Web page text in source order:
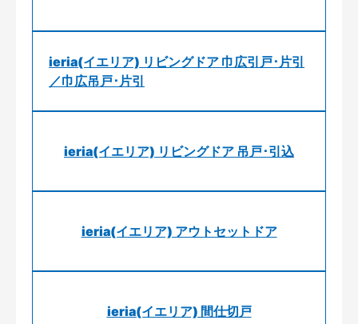
ieria(イエリア) リビングドア 巾広引戸･片引
／巾広吊戸･片引
ieria(イエリア) リビングドア 吊戸･引込
ieria(イエリア) アウトセットドア
ieria(イエリア) 間仕切戸